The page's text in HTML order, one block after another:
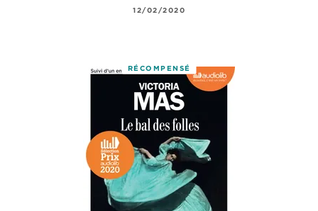
12/02/2020
RÉCOMPENSÉ